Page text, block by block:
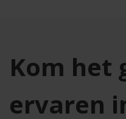
Kom het
ervaren